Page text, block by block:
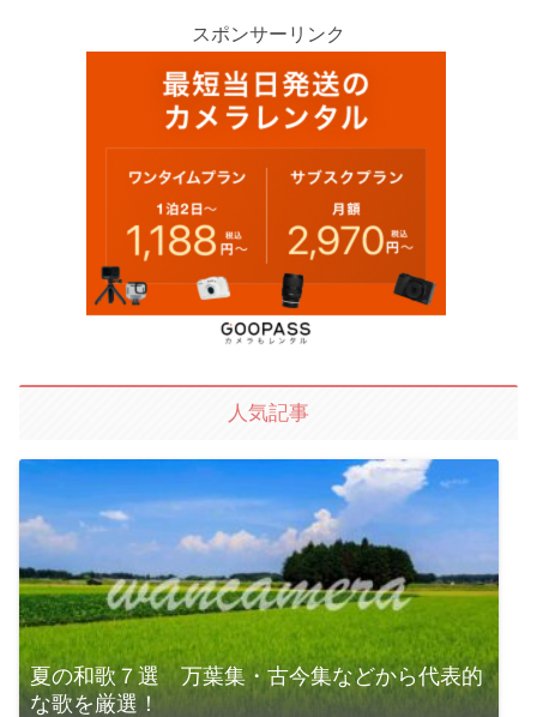
スポンサーリンク
人気記事
夏の和歌７選 万葉集・古今集などから代表的
な歌を厳選！